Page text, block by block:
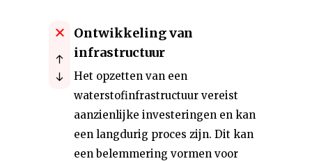
Ontwikkeling van
infrastructuur
Het opzetten van een
waterstofinfrastructuur vereist
aanzienlijke investeringen en kan
een langdurig proces zijn. Dit kan
een belemmering vormen voor